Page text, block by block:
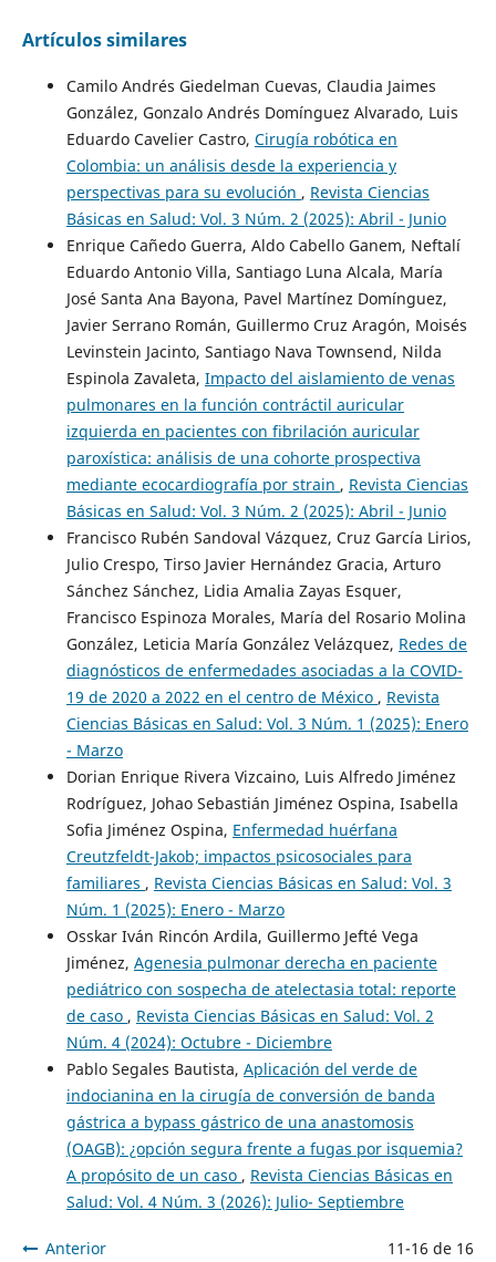
Artículos similares
Camilo Andrés Giedelman Cuevas, Claudia Jaimes
González, Gonzalo Andrés Domínguez Alvarado, Luis
Eduardo Cavelier Castro, Cirugía robótica en
Colombia: un análisis desde la experiencia y
perspectivas para su evolución , Revista Ciencias
Básicas en Salud: Vol. 3 Núm. 2 (2025): Abril - Junio
Enrique Cañedo Guerra, Aldo Cabello Ganem, Neftalí
Eduardo Antonio Villa, Santiago Luna Alcala, María
José Santa Ana Bayona, Pavel Martínez Domínguez,
Javier Serrano Román, Guillermo Cruz Aragón, Moisés
Levinstein Jacinto, Santiago Nava Townsend, Nilda
Espinola Zavaleta, Impacto del aislamiento de venas
pulmonares en la función contráctil auricular
izquierda en pacientes con fibrilación auricular
paroxística: análisis de una cohorte prospectiva
mediante ecocardiografía por strain , Revista Ciencias
Básicas en Salud: Vol. 3 Núm. 2 (2025): Abril - Junio
Francisco Rubén Sandoval Vázquez, Cruz García Lirios,
Julio Crespo, Tirso Javier Hernández Gracia, Arturo
Sánchez Sánchez, Lidia Amalia Zayas Esquer,
Francisco Espinoza Morales, María del Rosario Molina
González, Leticia María González Velázquez, Redes de
diagnósticos de enfermedades asociadas a la COVID-
19 de 2020 a 2022 en el centro de México , Revista
Ciencias Básicas en Salud: Vol. 3 Núm. 1 (2025): Enero
- Marzo
Dorian Enrique Rivera Vizcaino, Luis Alfredo Jiménez
Rodríguez, Johao Sebastián Jiménez Ospina, Isabella
Sofia Jiménez Ospina, Enfermedad huérfana
Creutzfeldt-Jakob; impactos psicosociales para
familiares , Revista Ciencias Básicas en Salud: Vol. 3
Núm. 1 (2025): Enero - Marzo
Osskar Iván Rincón Ardila, Guillermo Jefté Vega
Jiménez, Agenesia pulmonar derecha en paciente
pediátrico con sospecha de atelectasia total: reporte
de caso , Revista Ciencias Básicas en Salud: Vol. 2
Núm. 4 (2024): Octubre - Diciembre
Pablo Segales Bautista, Aplicación del verde de
indocianina en la cirugía de conversión de banda
gástrica a bypass gástrico de una anastomosis
(OAGB): ¿opción segura frente a fugas por isquemia?
A propósito de un caso , Revista Ciencias Básicas en
Salud: Vol. 4 Núm. 3 (2026): Julio- Septiembre
Anterior 11-16 de 16